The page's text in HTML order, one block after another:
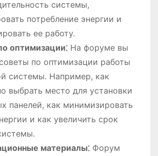
системы,
потребление энергии и
ее работу.
оптимизации⁚На форуме вы
по оптимизации работы
системы. Например, как
выбрать место для установки
панелей, как минимизировать
и как увеличить срок
материалы⁚Форум